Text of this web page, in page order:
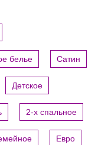
белье Сатин
Детское
2-х спальное
Евро